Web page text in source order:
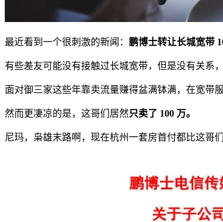
最近看到一个很刺激的新闻： 鹏博士转让长城宽带
有些差友可能没有接触过长城宽带，但是没有关系
面对御三家这些年靠卖流量赚得盆满钵满，在宽带
然而更凄凉的是，这哥们居然只卖了 100 万。
尼玛，枭雄末路啊，现在杭州一套房首付都比这哥们